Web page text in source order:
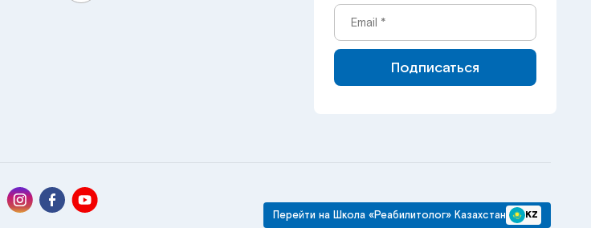
Подписаться
Перейти на Школа «Реабилитолог» Казахстан KZ